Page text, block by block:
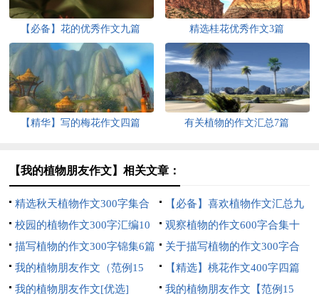
【必备】花的优秀作文九篇 精选桂花优秀作文3篇
【精华】写的梅花作文四篇 有关植物的作文汇总7篇
【我的植物朋友作文】相关文章：
精选秋天植物作文300字集合
九篇
【必备】喜欢植物作文汇总九
篇
校园的植物作文300字汇编10
篇
观察植物的作文600字合集十
篇
描写植物的作文300字锦集6篇
关于描写植物的作文300字合
集九篇
我的植物朋友作文（范例15
篇）
【精选】桃花作文400字四篇
我的植物朋友作文[优选]
我的植物朋友作文【范例15